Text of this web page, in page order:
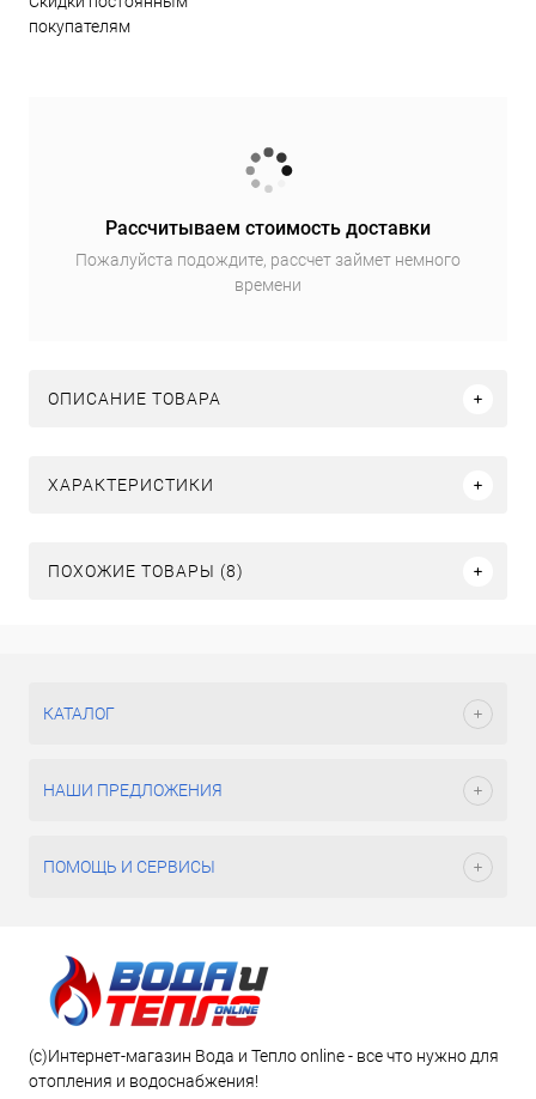
покупателям
Рассчитываем стоимость доставки
Пожалуйста подождите, рассчет займет немного
времени
ОПИСАНИЕ ТОВАРА
ХАРАКТЕРИСТИКИ
ПОХОЖИЕ ТОВАРЫ (8)
КАТАЛОГ
НАШИ ПРЕДЛОЖЕНИЯ
ПОМОЩЬ И СЕРВИСЫ
(c)Интернет-магазин Вода и Тепло online - все что нужно для
отопления и водоснабжения!